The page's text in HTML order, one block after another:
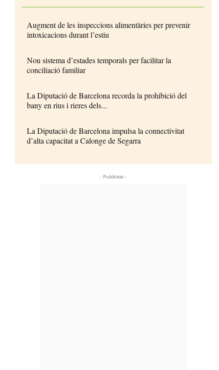
Augment de les inspeccions alimentàries per prevenir
intoxicacions durant l’estiu
Nou sistema d’estades temporals per facilitar la
conciliació familiar
La Diputació de Barcelona recorda la prohibició del
bany en rius i rieres dels...
La Diputació de Barcelona impulsa la connectivitat
d’alta capacitat a Calonge de Segarra
- Publicitat -